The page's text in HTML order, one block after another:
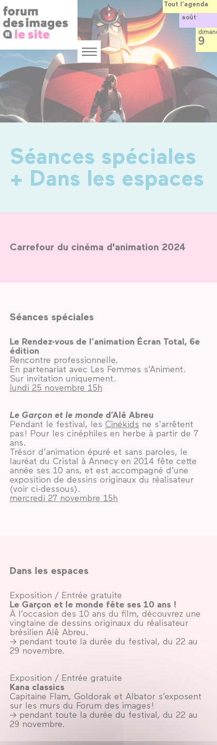
Panneau de gestion des cookies
au
contenu
principal
Menu
Séances spéciales
+ Dans les espaces
Carrefour du cinéma d'animation 2024
Séances spéciales
Le Rendez-vous de l’animation Écran Total, 6e
édition
Rencontre professionnelle.
En partenariat avec Les Femmes s’Animent.
Sur invitation uniquement.
lundi 25 novembre 15h
Le Garçon et le monde d’Alê Abreu
Pendant le festival, les Cinékids ne s'arrêtent
pas ! Pour les cinéphiles en herbe à partir de 7
ans.
Trésor d’animation épuré et sans paroles, le
lauréat du Cristal à Annecy en 2014 fête cette
année ses 10 ans, et est accompagné d’une
exposition de dessins originaux du réalisateur
(voir ci-dessous).
mercredi 27 novembre 15h
Dans les espaces
Exposition / Entrée gratuite
Le Garçon et le monde fête ses 10 ans !
À l’occasion des 10 ans du film, découvrez une
vingtaine de dessins originaux du réalisateur
brésilien Alê Abreu.
→ pendant toute la durée du festival, du 22 au
29 novembre.
Exposition / Entrée gratuite
Kana classics
Capitaine Flam, Goldorak et Albator s’exposent
sur les murs du Forum des images !
→ pendant toute la durée du festival, du 22 au
29 novembre.
Tout l’agenda
août
9